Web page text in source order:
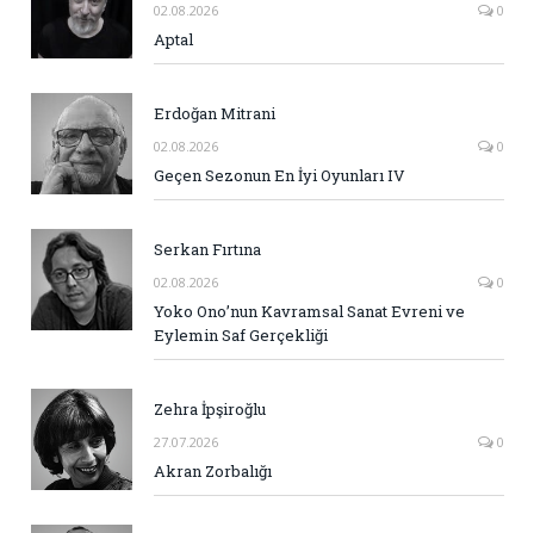
02.08.2026 0
Aptal
Erdoğan Mitrani
02.08.2026 0
Geçen Sezonun En İyi Oyunları IV
Serkan Fırtına
02.08.2026 0
Yoko Ono’nun Kavramsal Sanat Evreni ve
Eylemin Saf Gerçekliği
Zehra İpşiroğlu
27.07.2026 0
Akran Zorbalığı